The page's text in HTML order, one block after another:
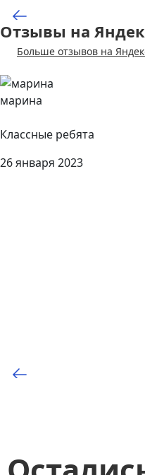
Отзывы на
Больше отзывов на
марина
Классные ребята
26 января 2023